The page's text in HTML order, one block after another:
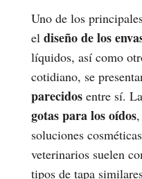
Uno de los
el diseño de los
líquidos, así como
cotidiano, se
parecidosentre sí.
gotas para los oídos,
soluciones
veterinarios suelen
tipos de tapa